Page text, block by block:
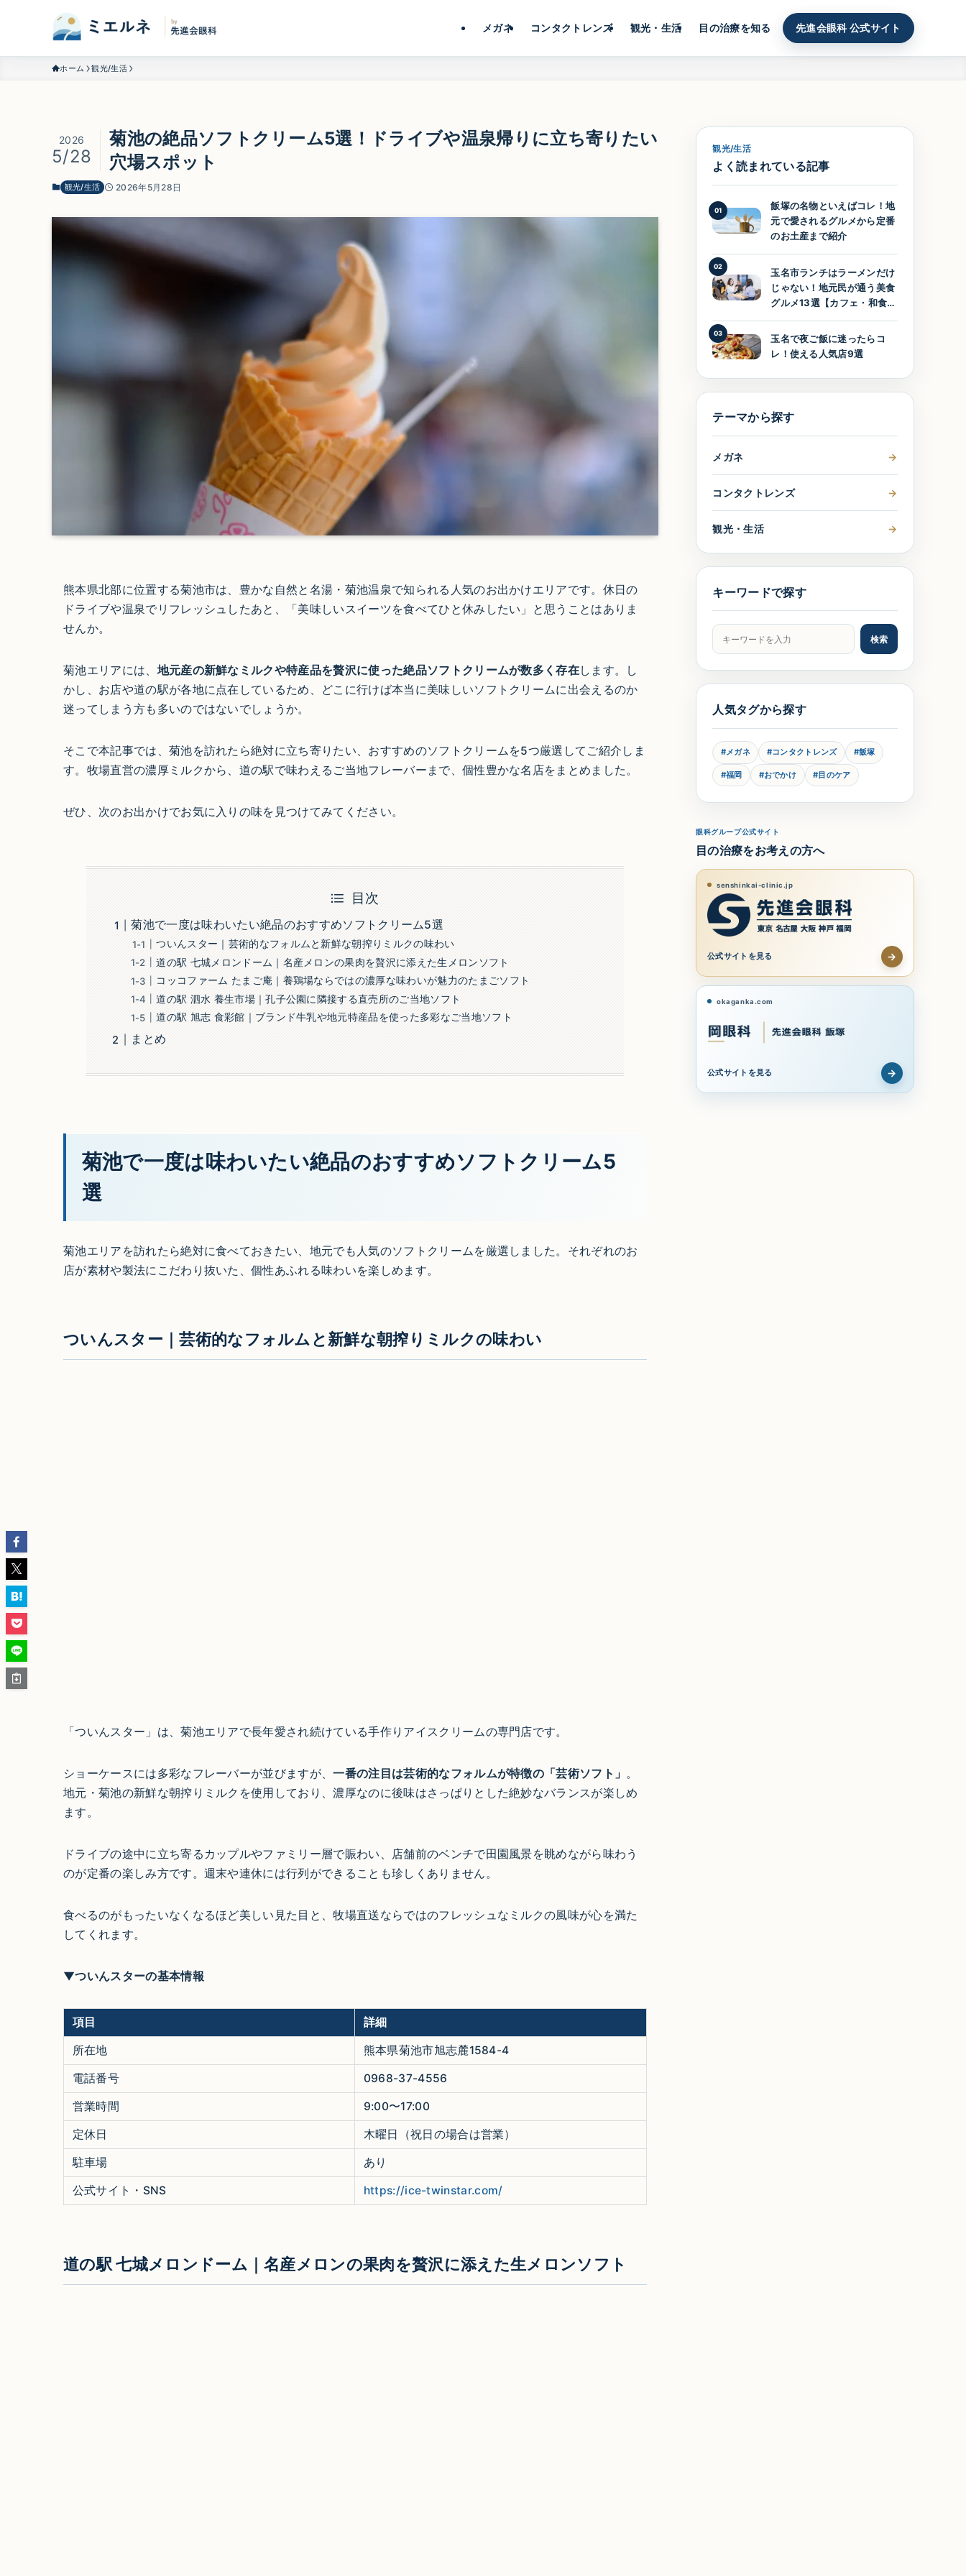
メガネ コンタクトレンズ 観光・生活 目の治療を知る 先進会眼科 公式サイト
ホーム 観光/生活
菊池の絶品ソフトクリーム5選！ドライブや温泉帰りに立ち寄りたい
穴場スポット
2026
5/28
観光/生活 2026年5月28日
熊本県北部に位置する菊池市は、豊かな自然と名湯・菊池温泉で知られる人気のお出かけエリアです。休日の
ドライブや温泉でリフレッシュしたあと、「美味しいスイーツを食べてひと休みしたい」と思うことはありま
せんか。
菊池エリアには、 地元産の新鮮なミルクや特産品を贅沢に使った絶品ソフトクリームが数多く存在します。し
かし、お店や道の駅が各地に点在しているため、どこに行けば本当に美味しいソフトクリームに出会えるのか
迷ってしまう方も多いのではないでしょうか。
そこで本記事では、菊池を訪れたら絶対に立ち寄りたい、おすすめのソフトクリームを5つ厳選してご紹介しま
す。牧場直営の濃厚ミルクから、道の駅で味わえるご当地フレーバーまで、個性豊かな名店をまとめました。
ぜひ、次のお出かけでお気に入りの味を見つけてみてください。
目次
菊池で一度は味わいたい絶品のおすすめソフトクリーム5選
ついんスター｜芸術的なフォルムと新鮮な朝搾りミルクの味わい
道の駅 七城メロンドーム｜名産メロンの果肉を贅沢に添えた生メロンソフト
コッコファーム たまご庵｜養鶏場ならではの濃厚な味わいが魅力のたまごソフト
道の駅 泗水 養生市場｜孔子公園に隣接する直売所のご当地ソフト
道の駅 旭志 食彩館｜ブランド牛乳や地元特産品を使った多彩なご当地ソフト
まとめ
菊池で一度は味わいたい絶品のおすすめソフトクリーム5
選
菊池エリアを訪れたら絶対に食べておきたい、地元でも人気のソフトクリームを厳選しました。それぞれのお
店が素材や製法にこだわり抜いた、個性あふれる味わいを楽しめます。
ついんスター｜芸術的なフォルムと新鮮な朝搾りミルクの味わい
「ついんスター」は、菊池エリアで長年愛され続けている手作りアイスクリームの専門店です。
ショーケースには多彩なフレーバーが並びますが、一番の注目は芸術的なフォルムが特徴の「芸術ソフト」 。
地元・菊池の新鮮な朝搾りミルクを使用しており、濃厚なのに後味はさっぱりとした絶妙なバランスが楽しめ
ます。
ドライブの途中に立ち寄るカップルやファミリー層で賑わい、店舗前のベンチで田園風景を眺めながら味わう
のが定番の楽しみ方です。週末や連休には行列ができることも珍しくありません。
食べるのがもったいなくなるほど美しい見た目と、牧場直送ならではのフレッシュなミルクの風味が心を満た
してくれます。
▼ついんスターの基本情報
項目 詳細
所在地 熊本県菊池市旭志麓1584-4
電話番号 0968-37-4556
営業時間 9:00〜17:00
定休日 木曜日（祝日の場合は営業）
駐車場 あり
公式サイト・SNS https://ice-twinstar.com/
道の駅 七城メロンドーム｜名産メロンの果肉を贅沢に添えた生メロンソフト
観光/生活
よく読まれている記事
01
飯塚の名物といえばコレ！地
元で愛されるグルメから定番
のお土産まで紹介
02
玉名市ランチはラーメンだけ
じゃない！地元民が通う美食
グルメ13選【カフェ・和食・
03
玉名で夜ご飯に迷ったらコ
レ！使える人気店9選
テーマから探す
メガネ →
コンタクトレンズ →
観光・生活 →
キーワードで探す
記事をキーワードで検索
検索
人気タグから探す
#メガネ #コンタクトレンズ #飯塚
#福岡 #おでかけ #目のケア
眼科グループ公式サイト
目の治療をお考えの方へ
senshinkai-clinic.jp
公式サイトを見る →
okaganka.com
公式サイトを見る →